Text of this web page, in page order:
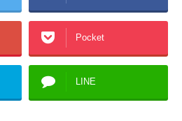
Pocket
LINE